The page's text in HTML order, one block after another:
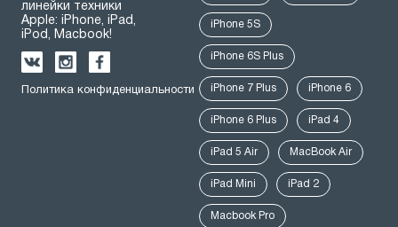
линейки техники
Apple: iPhone, iPad,
iPod, Macbook!
Политика конфиденциальности
iPhone 5S
iPhone 6S Plus
iPhone 7 Plus iPhone 6
iPhone 6 Plus iPad 4
iPad 5 Air MacBook Air
iPad Mini iPad 2
Macbook Pro